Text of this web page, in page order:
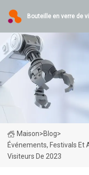
Bouteille en verre de
Maison>Blog>
Événements, Festivals Et
Visiteurs De 2023